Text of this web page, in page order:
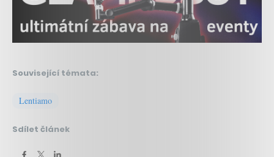
Související témata:
Lentiamo
Sdílet článek